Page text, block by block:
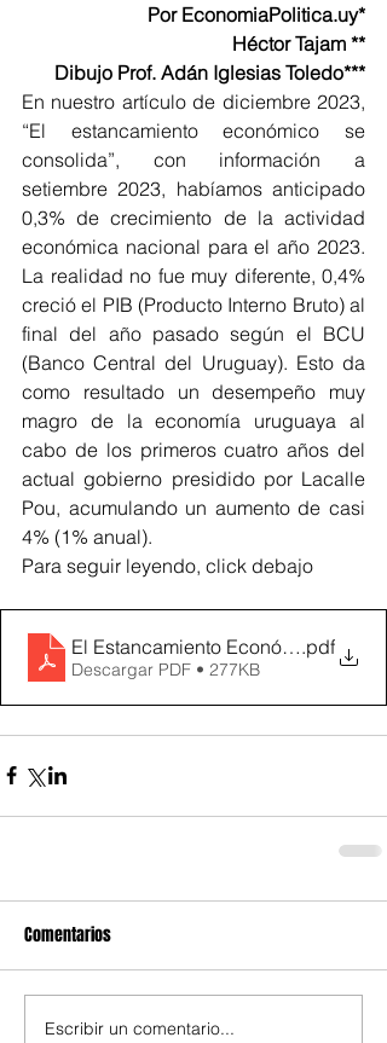
Por EconomiaPolitica.uy*
Héctor Tajam **
Dibujo Prof. Adán Iglesias Toledo***
En nuestro artículo de diciembre 2023,
“El estancamiento económico se
consolida”, con información a
setiembre 2023, habíamos anticipado
0,3% de crecimiento de la actividad
económica nacional para el año 2023.
La realidad no fue muy diferente, 0,4%
creció el PIB (Producto Interno Bruto) al
final del año pasado según el BCU
(Banco Central del Uruguay). Esto da
como resultado un desempeño muy
magro de la economía uruguaya al
cabo de los primeros cuatro años del
actual gobierno presidido por Lacalle
Pou, acumulando un aumento de casi
4% (1% anual).
Para seguir leyendo, click debajo
El Estancamiento Económico se
.pdf
Descargar PDF • 277KB
Comentarios
Escribir un comentario...